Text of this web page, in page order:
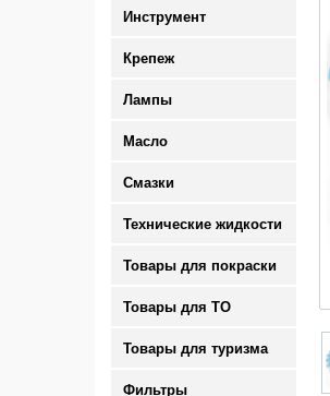
Инструмент
Крепеж
Лампы
Масло
Смазки
Технические жидкости
Товары для покраски
Товары для ТО
Товары для туризма
Фильтры